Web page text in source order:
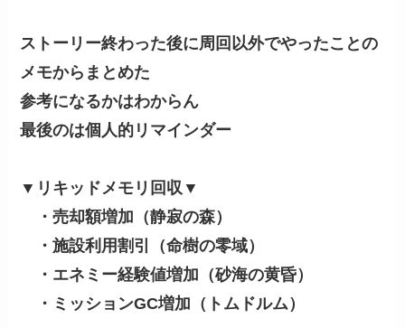
ストーリー終わった後に周回以外でやったことの
メモからまとめた
参考になるかはわからん
最後のは個人的リマインダー
▼リキッドメモリ回収▼
・売却額増加（静寂の森）
・施設利用割引（命樹の零域）
・エネミー経験値増加（砂海の黄昏）
・ミッションGC増加（トムドルム）